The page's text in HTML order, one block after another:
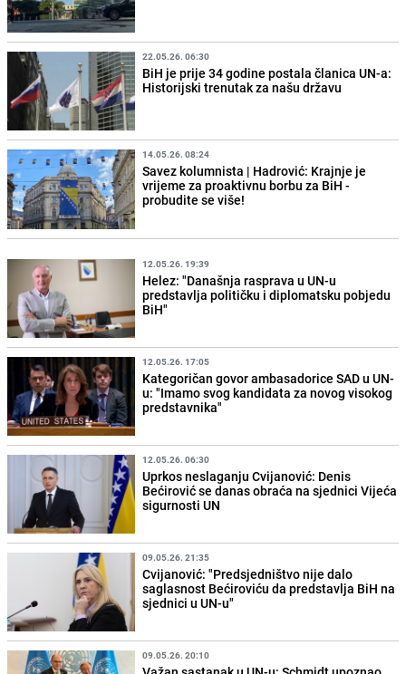
22.05.26. 06:30
BiH je prije 34 godine postala članica UN-a:
Historijski trenutak za našu državu
14.05.26. 08:24
Savez kolumnista | Hadrović: Krajnje je
vrijeme za proaktivnu borbu za BiH -
probudite se više!
12.05.26. 19:39
Helez: "Današnja rasprava u UN-u
predstavlja političku i diplomatsku pobjedu
BiH"
12.05.26. 17:05
Kategoričan govor ambasadorice SAD u UN-
u: "Imamo svog kandidata za novog visokog
predstavnika"
12.05.26. 06:30
Uprkos neslaganju Cvijanović: Denis
Bećirović se danas obraća na sjednici Vijeća
sigurnosti UN
09.05.26. 21:35
Cvijanović: "Predsjedništvo nije dalo
saglasnost Bećiroviću da predstavlja BiH na
sjednici u UN-u"
09.05.26. 20:10